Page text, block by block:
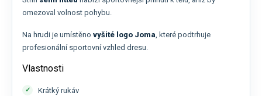
omezoval volnost pohybu.
Na hrudi je umístěno vyšité logo Joma, které podtrhuje
profesionální sportovní vzhled dresu.
Vlastnosti
Krátký rukáv